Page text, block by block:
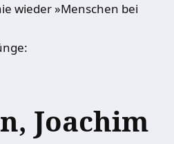
wieder »Menschen bei
Joachim